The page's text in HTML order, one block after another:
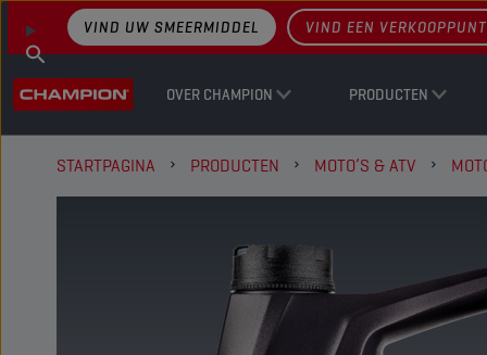
OVER CHAMPION PRODUCTEN
VIND UW SMEERMIDDEL VIND EEN VERKOOPPUNT
STARTPAGINA PRODUCTEN MOTO’S & ATV